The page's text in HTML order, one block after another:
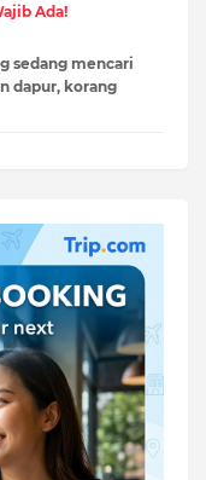
Ada!
sedang mencari
dapur, korang